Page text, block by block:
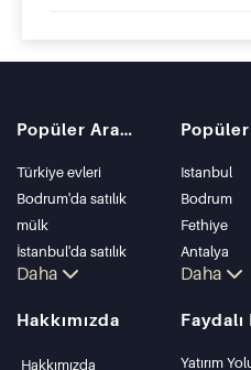
Popüler Aramalar
Türkiye evleri
Bodrum'da satılık
mülk
İstanbul'da satılık
daire
Bodrum Villası
Antalya'da satılık
Daha
Istanbul
Bodrum
Fethiye
Antalya
Kalkan
Kas
Bursa
Daha
Hakkımızda
Hakkımızda
Faydalı
Yatırım